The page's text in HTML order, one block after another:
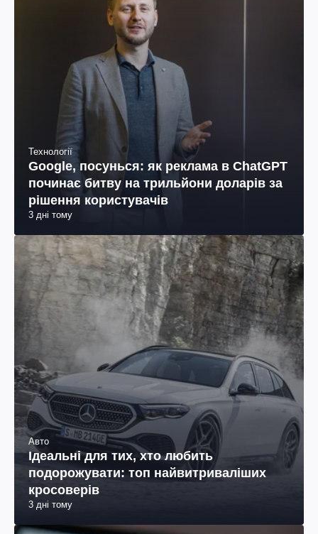
Технології
Google, посунься: як реклама в ChatGPT
починає битву на трильйони доларів за
рішення користувачів
3 дні тому
Авто
Ідеальні для тих, хто любить
подорожувати: топ найвитриваліших
кросоверів
3 дні тому